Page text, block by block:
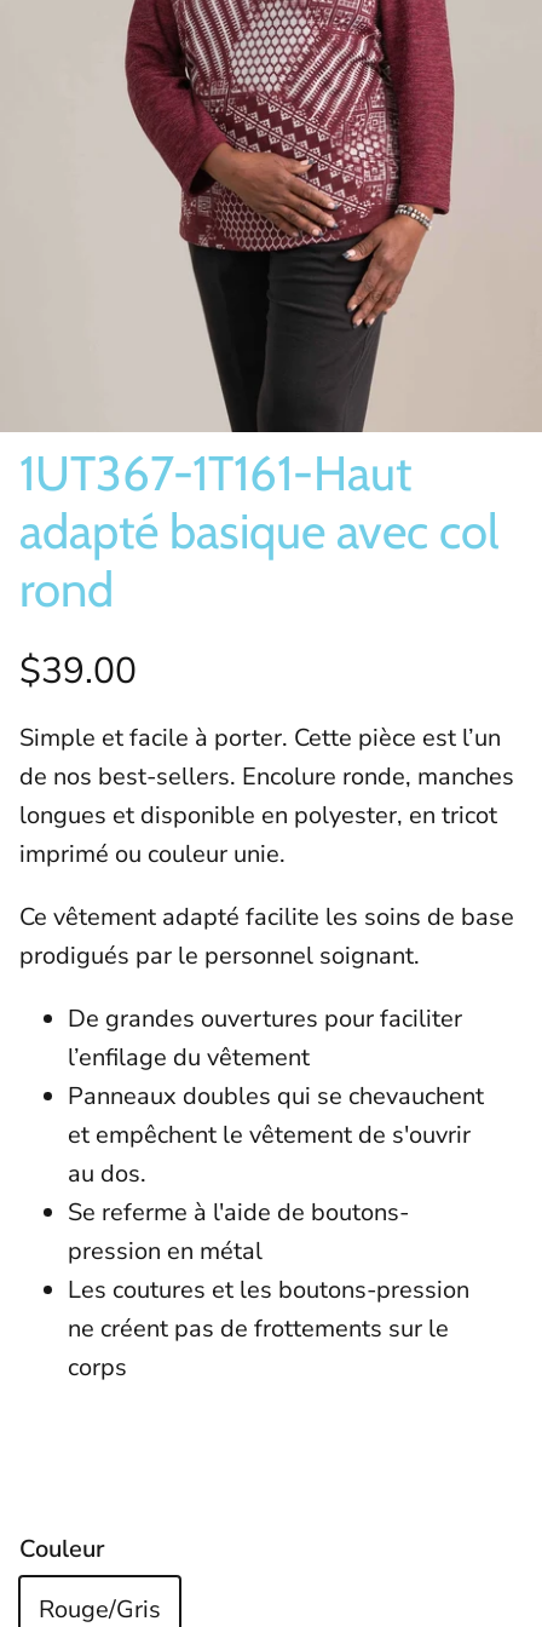
Bas/Chaussettes
1UT367-1T161-Haut
adapté basique avec col
rond
$39.00
Simple et facile à porter. Cette pièce est l’un
de nos best-sellers. Encolure ronde, manches
longues et disponible en polyester, en tricot
imprimé ou couleur unie.
Ce vêtement adapté facilite les soins de base
prodigués par le personnel soignant.
De grandes ouvertures pour faciliter
l’enfilage du vêtement
Panneaux doubles qui se chevauchent
et empêchent le vêtement de s'ouvrir
au dos.
Se referme à l'aide de boutons-
pression en métal
Les coutures et les boutons-pression
ne créent pas de frottements sur le
corps
Couleur
Rouge/Gris